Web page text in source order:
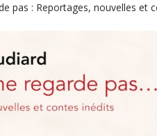
pas : Reportages, nouvelles et